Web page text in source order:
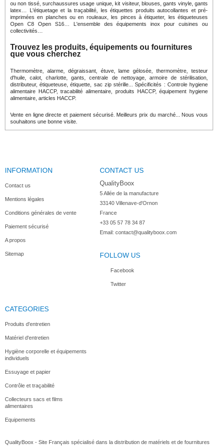
ou non tissé, surchaussures usage unique, kit visiteur, blouses, gants vinyle, gants
latex… L'étiquetage et la traçabilité, les étiquettes produits autocollantes et pré-
imprimées en planches ou en rouleaux, les pinces à étiqueter, les étiqueteuses
Open C8 Open S16… L'ensemble des équipements inox pour cuisines ou
collectivités…
Trouvez les produits, équipements ou fournitures
que vous cherchez
Thermomètre, alarme, dégraissant, étuve, lame gélosée, thermomètre, testeur
d'huile, calot, charlotte, gants, centrale de nettoyage, armoire de stérilisation,
distributeur, étiqueteuse, étiquette, sac zip stérille... Spécificités : Controle hygiene
alimentaire HACCP, tracabilité alimentaire, produits HACCP, équipement hygiene
alimentaire, articles HACCP.
Vente en ligne directe et paiement sécurisé. Meilleurs prix du marché... Nous vous
souhaitons une bonne visite.
INFORMATION
Contact us
Mentions légales
Conditions générales de vente
Paiement sécurisé
A propos
Sitemap
CONTACT US
QualityBoox
5 Allée de la manufacture
33140 Villenave-d'Ornon
France
+33 05 57 78 34 87
Email: contact@qualityboox.com
FOLLOW US
Facebook
Twitter
CATEGORIES
Produits d'entretien
Matériel d'entretien
Hygiène corporelle et équipements
individuels
Essuyage et papier
Contrôle et traçabilité
Collecteurs sacs et films
alimentaires
Equipements
QualityBoox - Site Français spécialisé dans la distribution de matériels et de fournitures